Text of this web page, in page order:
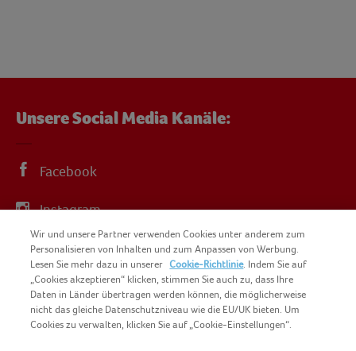
Unsere Social Media Kanäle:
Facebook
Instagram
YouTube
Wir und unsere Partner verwenden Cookies unter anderem zum
Personalisieren von Inhalten und zum Anpassen von Werbung.
Lesen Sie mehr dazu in unserer Cookie-Richtlinie. Indem Sie auf
„Cookies akzeptieren“ klicken, stimmen Sie auch zu, dass Ihre
Daten in Länder übertragen werden können, die möglicherweise
nicht das gleiche Datenschutzniveau wie die EU/UK bieten. Um
Cookies zu verwalten, klicken Sie auf „Cookie-Einstellungen“.